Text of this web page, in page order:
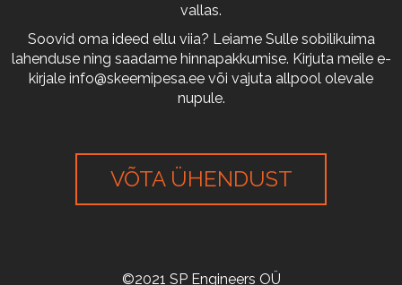
vallas.
Soovid oma ideed ellu viia? Leiame Sulle sobilikuima
lahenduse ning saadame hinnapakkumise. Kirjuta meile e-
kirjale info@skeemipesa.ee või vajuta allpool olevale
nupule.
VÕTA ÜHENDUST
©2021 SP Engineers OÜ